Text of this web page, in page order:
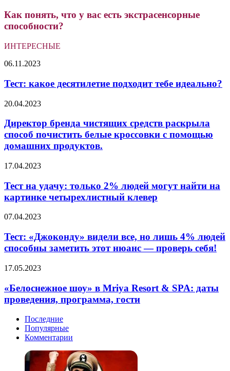
Как понять, что у вас есть экстрасенсорные
способности?
ИНТЕРЕСНЫЕ
Тест:
десятилетие
подходит
тебе
идеально?
06.11.2023
Тест: какое десятилетие подходит тебе идеально?
Директор
чистящих
средств
раскрыла
способ
белые
с
помощью
домашних
продуктов.
20.04.2023
Директор бренда чистящих средств раскрыла
способ почистить белые кроссовки с помощью
домашних продуктов.
Тест
удачу:
только
2%
могут
на
картинке
клевер
17.04.2023
Тест на удачу: только 2% людей могут найти на
картинке четырехлистный клевер
Тест:
видели
все,
но
4%
способны
заметить
нюанс
проверь
07.04.2023
Тест: «Джоконду» видели все, но лишь 4% людей
способны заметить этот нюанс — проверь себя!
«Белоснежное
в
Mriya
Resort
даты
проведения,
программа,
17.05.2023
«Белоснежное шоу» в Mriya Resort & SPA: даты
проведения, программа, гости
Последние
Популярные
Комментарии